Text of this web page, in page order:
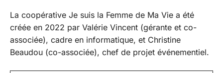
La coopérative Je suis la Femme de Ma Vie a été
créée en 2022 par Valérie Vincent (gérante et co-
associée), cadre en informatique, et Christine
Beaudou (co-associée), chef de projet événementiel.